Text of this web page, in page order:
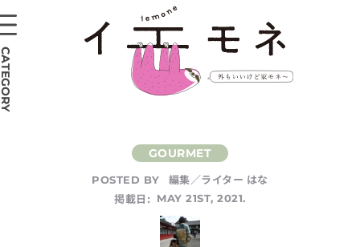
POSTED BY
編集／ライター はな
掲載日:
MAY 21ST, 2021.